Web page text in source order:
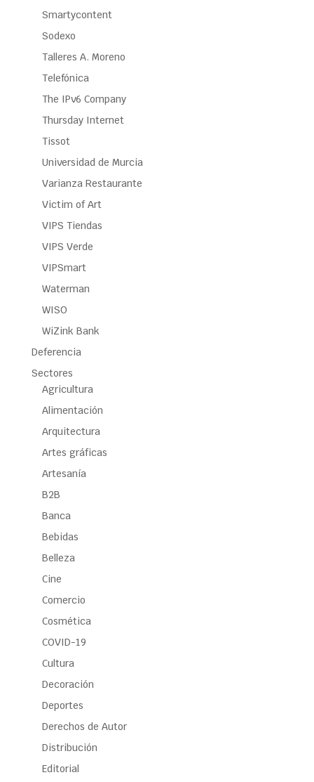
Smartycontent
Sodexo
Talleres A. Moreno
Telefónica
The IPv6 Company
Thursday Internet
Tissot
Universidad de Murcia
Varianza Restaurante
Victim of Art
VIPS Tiendas
VIPS Verde
VIPSmart
Waterman
WISO
WiZink Bank
Deferencia
Sectores
Agricultura
Alimentación
Arquitectura
Artes gráficas
Artesanía
B2B
Banca
Bebidas
Belleza
Cine
Comercio
Cosmética
COVID-19
Cultura
Decoración
Deportes
Derechos de Autor
Distribución
Editorial